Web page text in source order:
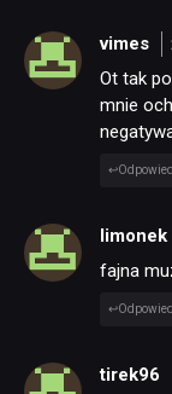
vimes
Ot tak
mnie
limonek
fajna
tirek96